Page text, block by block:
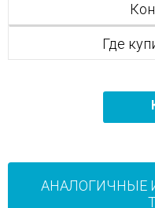
Где
АНАЛОГИЧНЫЕ